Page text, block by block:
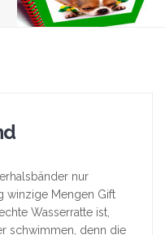
nur
winzige Mengen Gift
Wasserratte ist,
schwimmen, denn die